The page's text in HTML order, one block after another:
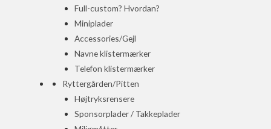
Full-custom? Hvordan?
Miniplader
Accessories/Gejl
Navne klistermærker
Telefon klistermærker
Ryttergården/Pitten
Højtryksrensere
Sponsorplader / Takkeplader